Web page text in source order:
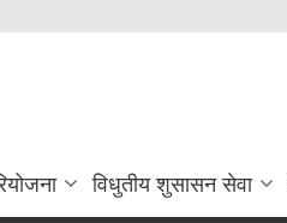
विधुतीय शुसासन सेवा